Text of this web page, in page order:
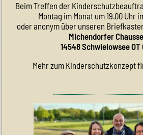
Beim Treffen der
Montag im Monat um 19.00 Uhr
oder anonym über unseren
Michendorfer
14548 Schwielowsee OT
Mehr zum Kinderschutzkonzept